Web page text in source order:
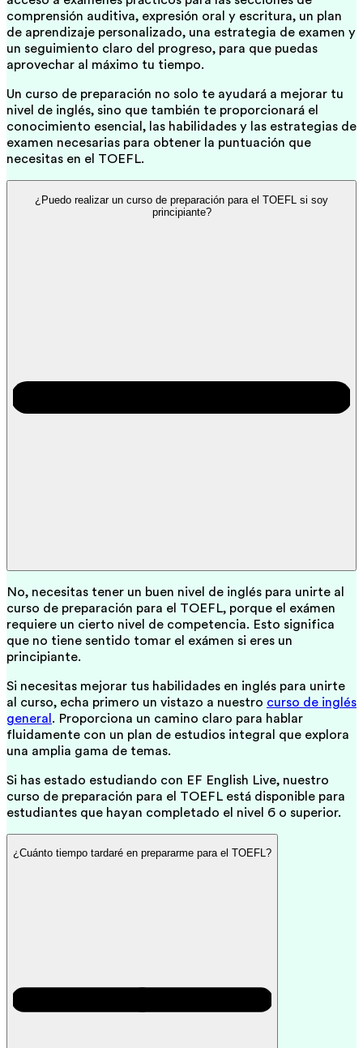
comprensión auditiva, expresión oral y escritura, un plan
de aprendizaje personalizado, una estrategia de examen y
un seguimiento claro del progreso, para que puedas
aprovechar al máximo tu tiempo.
Un curso de preparación no solo te ayudará a mejorar tu
nivel de inglés, sino que también te proporcionará el
conocimiento esencial, las habilidades y las estrategias de
examen necesarias para obtener la puntuación que
necesitas en el TOEFL.
¿Puedo realizar un curso de preparación para el TOEFL si soy
principiante?
No, necesitas tener un buen nivel de inglés para unirte al
curso de preparación para el TOEFL, porque el exámen
requiere un cierto nivel de competencia. Esto significa
que no tiene sentido tomar el exámen si eres un
principiante.
Si necesitas mejorar tus habilidades en inglés para unirte
al curso, echa primero un vistazo a nuestro curso de inglés
general . Proporciona un camino claro para hablar
fluidamente con un plan de estudios integral que explora
una amplia gama de temas.
Si has estado estudiando con EF English Live, nuestro
curso de preparación para el TOEFL está disponible para
estudiantes que hayan completado el nivel 6 o superior.
¿Cuánto tiempo tardaré en prepararme para el TOEFL?